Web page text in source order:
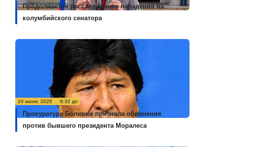
Продолжается расследование нападения на
колумбийского сенатора
10 июня, 2025 6:32 дп
Прокуратура Боливии признала обвинения
против бывшего президента Моралеса